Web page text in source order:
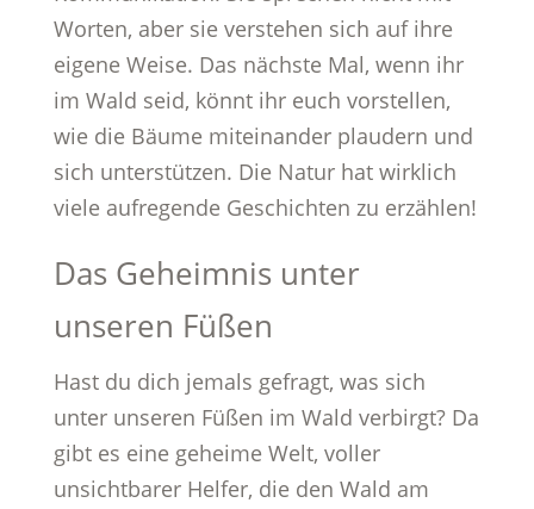
Worten, aber sie verstehen sich auf ihre
eigene Weise. Das nächste Mal, wenn ihr
im Wald seid, könnt ihr euch vorstellen,
wie die Bäume miteinander plaudern und
sich unterstützen. Die Natur hat wirklich
viele aufregende Geschichten zu erzählen!
Das Geheimnis unter
unseren Füßen
Hast du dich jemals gefragt, was sich
unter unseren Füßen im Wald verbirgt? Da
gibt es eine geheime Welt, voller
unsichtbarer Helfer, die den Wald am